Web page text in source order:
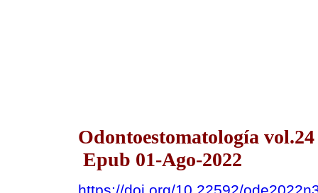
Odontoestomatología
Epub 01-Ago-2022